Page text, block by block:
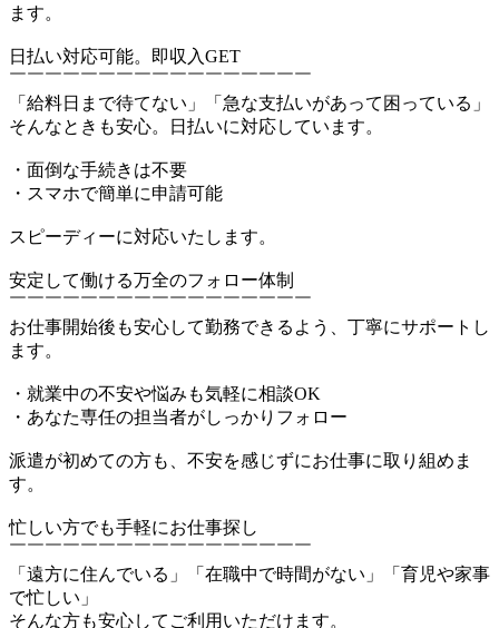
ます。
日払い対応可能。即収入GET
￣￣￣￣￣￣￣￣￣￣￣￣￣￣￣￣￣
「給料日まで待てない」「急な支払いがあって困っている」
そんなときも安心。日払いに対応しています。
・面倒な手続きは不要
・スマホで簡単に申請可能
スピーディーに対応いたします。
安定して働ける万全のフォロー体制
￣￣￣￣￣￣￣￣￣￣￣￣￣￣￣￣￣
お仕事開始後も安心して勤務できるよう、丁寧にサポートし
ます。
・就業中の不安や悩みも気軽に相談OK
・あなた専任の担当者がしっかりフォロー
派遣が初めての方も、不安を感じずにお仕事に取り組めま
す。
忙しい方でも手軽にお仕事探し
￣￣￣￣￣￣￣￣￣￣￣￣￣￣￣￣￣
「遠方に住んでいる」「在職中で時間がない」「育児や家事
で忙しい」
そんな方も安心してご利用いただけます。